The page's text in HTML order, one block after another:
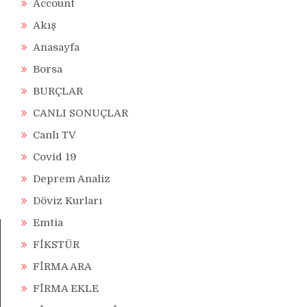
Account
Akış
Anasayfa
Borsa
BURÇLAR
CANLI SONUÇLAR
Canlı TV
Covid 19
Deprem Analiz
Döviz Kurları
Emtia
FİKSTÜR
FİRMA ARA
FİRMA EKLE